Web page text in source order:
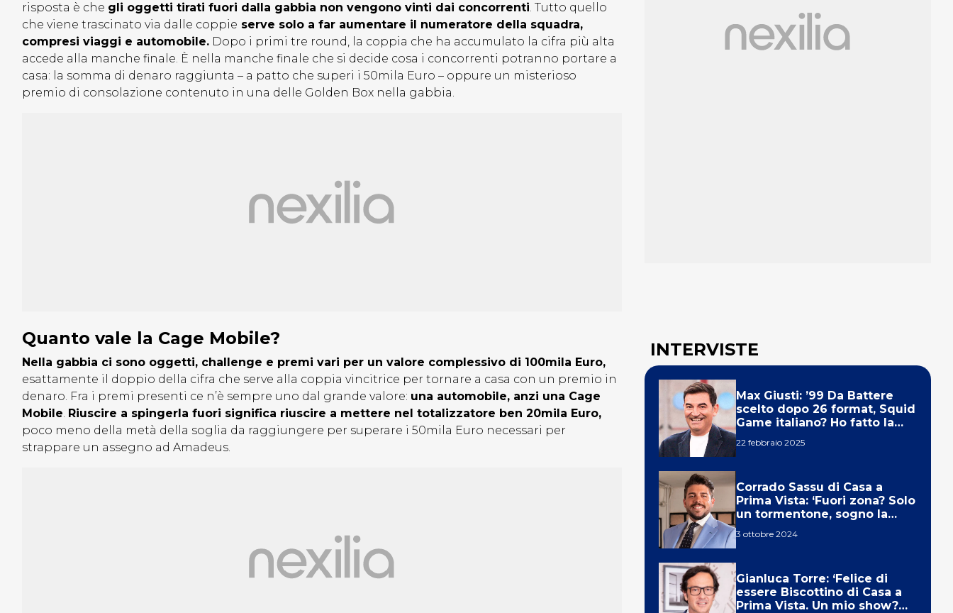
risposta è che gli oggetti tirati fuori dalla gabbia non vengono vinti dai concorrenti. Tutto quello
che viene trascinato via dalle coppie serve solo a far aumentare il numeratore della squadra,
compresi viaggi e automobile. Dopo i primi tre round, la coppia che ha accumulato la cifra più alta
accede alla manche finale. È nella manche finale che si decide cosa i concorrenti potranno portare a
casa: la somma di denaro raggiunta – a patto che superi i 50mila Euro – oppure un misterioso
premio di consolazione contenuto in una delle Golden Box nella gabbia.
Quanto vale la Cage Mobile?
Nella gabbia ci sono oggetti, challenge e premi vari per un valore complessivo di 100mila Euro,
esattamente il doppio della cifra che serve alla coppia vincitrice per tornare a casa con un premio in
denaro. Fra i premi presenti ce n’è sempre uno dal grande valore: una automobile, anzi una Cage
Mobile. Riuscire a spingerla fuori significa riuscire a mettere nel totalizzatore ben 20mila Euro,
poco meno della metà della soglia da raggiungere per superare i 50mila Euro necessari per
strappare un assegno ad Amadeus.
INTERVISTE
Max Giusti: ’99 Da Battere
scelto dopo 26 format, Squid
Game italiano? Ho fatto la
22 febbraio 2025
Corrado Sassu di Casa a
Prima Vista: ‘Fuori zona? Solo
un tormentone, sogno la
3 ottobre 2024
Gianluca Torre: ‘Felice di
essere Biscottino di Casa a
Prima Vista. Un mio show?